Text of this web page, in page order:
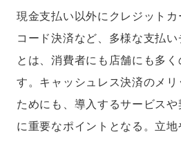
現金支払い以外にクレジットカ
コード決済など、多様な支払い
とは、消費者にも店舗にも多
す。キャッシュレス決済のメ
ためにも、導入するサービス
に重要なポイントとなる。立